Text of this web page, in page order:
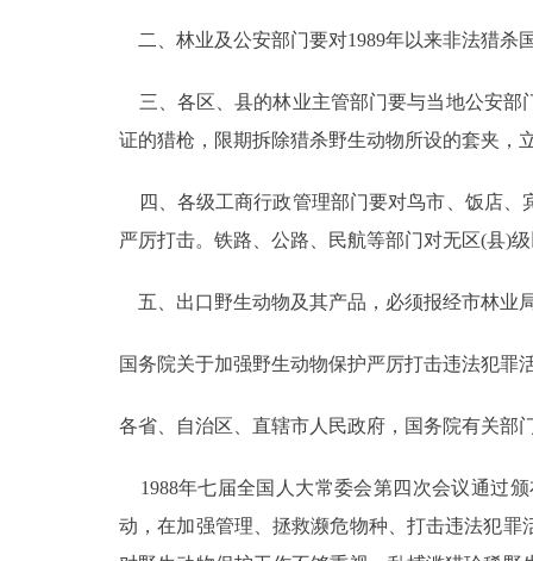
12345网上接诉即办
参与调查
二、林业及公安部门要对1989年以来非法猎杀
三、各区、县的林业主管部门要与当地公安部
证的猎枪，限期拆除猎杀野生动物所设的套夹，
四、各级工商行政管理部门要对鸟市、饭店、
严厉打击。铁路、公路、民航等部门对无区(县)
五、出口野生动物及其产品，必须报经市林业
国务院关于加强野生动物保护严厉打击违法犯罪
各省、自治区、直辖市人民政府，国务院有关部
1988年七届全国人大常委会第四次会议通过
动，在加强管理、拯救濒危物种、打击违法犯